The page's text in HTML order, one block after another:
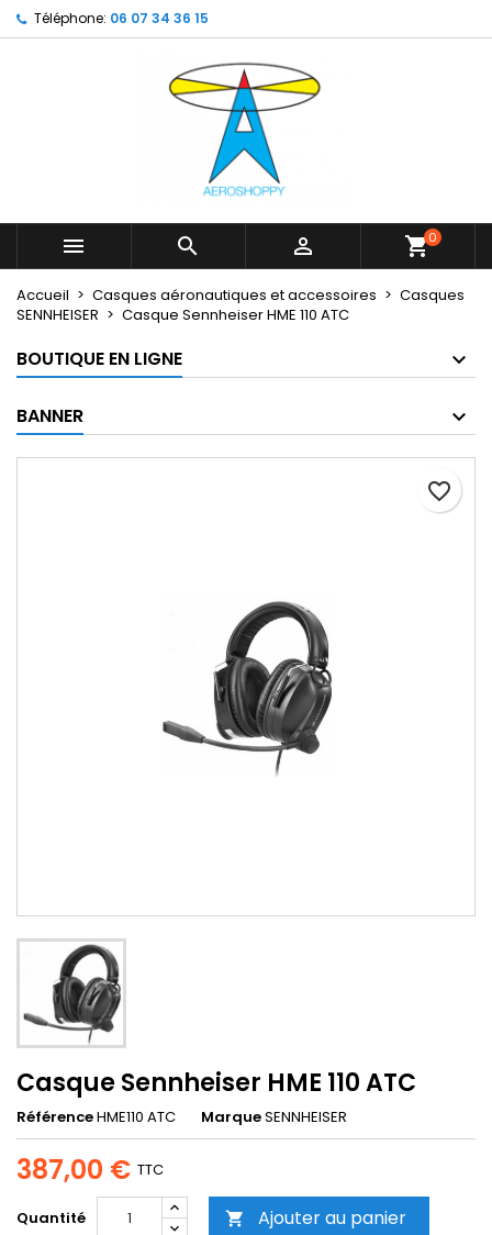
Téléphone: 06 07 34 36 15
   shopping_cart0
Accueil Casques aéronautiques et accessoires
Casques
SENNHEISER
Casque Sennheiser HME 110 ATC
BOUTIQUE EN LIGNE
BANNER
Casque Sennheiser HME 110 ATC
RéférenceHME110 ATC MarqueSENNHEISER
387,00 € TTC
Quantité  Ajouter au panier
favorite_border
My wishlists ×
Create new list
Créer une liste d'envies ×
Nom de la liste d'envies
Connexion ×
Vous devez être connecté pour ajouter des produits
Annuler